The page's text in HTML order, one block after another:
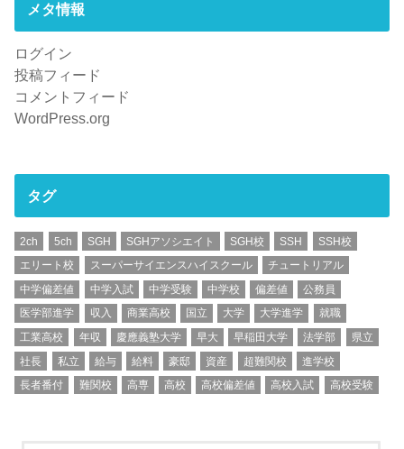
メタ情報
ログイン
投稿フィード
コメントフィード
WordPress.org
タグ
2ch 5ch SGH SGHアソシエイト SGH校 SSH
SSH校
エリート校
スーパーサイエンスハイスクール
チュートリアル
中学偏差値
中学入試 中学受験 中学校 偏差値
公務員
医学部進学
収入 商業高校 国立 大学 大学進学
就職
工業高校
年収 慶應義塾大学 早大 早稲田大学 法学部
県立
社長
私立 給与 給料 豪邸 資産 超難関校
進学校
長者番付
難関校 高専 高校 高校偏差値 高校入試 高校受験